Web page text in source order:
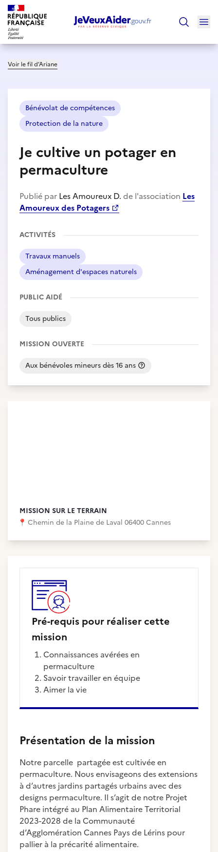
Voir le fil d’Ariane
Bénévolat de compétences
Protection de la nature
Je cultive un potager en
permaculture
Publié par Les Amoureux D. de l'association Les
Amoureux des Potagers
ACTIVITÉS
Travaux manuels
Aménagement d'espaces naturels
PUBLIC AIDÉ
Tous publics
MISSION OUVERTE
Aux bénévoles mineurs dès 16 ans
MISSION SUR LE TERRAIN
📍 Chemin de la Plaine de Laval 06400 Cannes
Pré-requis pour réaliser cette
mission
Connaissances avérées en
permaculture
Savoir travailler en équipe
Aimer la vie
Présentation de la mission
Notre parcelle partagée est cultivée en
permaculture. Nous envisageons des extensions
à d’autres jardins partagés urbains avec des
designs permaculture. Il s’agit de notre Projet
Phare intégré au Plan Alimentaire Territorial
2023-2028 de la Communauté
d’Agglomération Cannes Pays de Lérins pour
pallier à la précarité alimentaire.